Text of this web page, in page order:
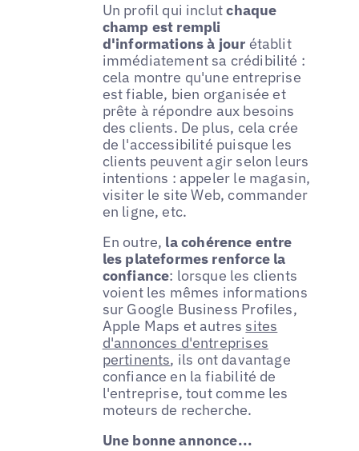
Un profil qui inclutchaque
champ est rempli
d'informations à jour établit
immédiatement sa crédibilité :
cela montre qu'une entreprise
est fiable, bien organisée et
prête à répondre aux besoins
des clients. De plus, cela crée
de l'accessibilité puisque les
clients peuvent agir selon leurs
intentions : appeler le magasin,
visiter le site Web, commander
en ligne, etc.
En outre, la cohérence entre
les plateformes renforce la
confiance: lorsque les clients
voient les mêmes informations
sur Google Business Profiles,
Apple Maps et autres sites
d'annonces d'entreprises
pertinents, ils ont davantage
confiance en la fiabilité de
l'entreprise, tout comme les
moteurs de recherche.
Une bonne annonce...